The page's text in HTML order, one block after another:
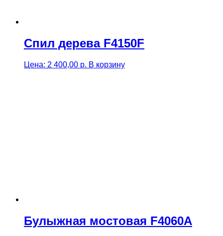
Спил дерева F4150F
Цена: 2 400,00 р. В корзину
Булыжная мостовая F4060A